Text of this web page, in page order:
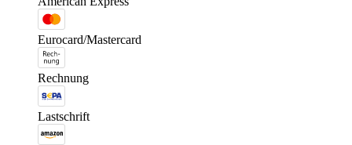
Eurocard/Mastercard
Rechnung
Lastschrift